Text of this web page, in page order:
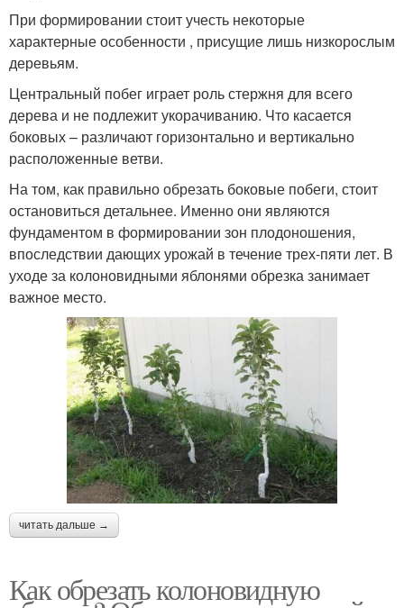
При формировании стоит учесть некоторые
характерные особенности , присущие лишь низкорослым
деревьям.
Центральный побег играет роль стержня для всего
дерева и не подлежит укорачиванию. Что касается
боковых – различают горизонтально и вертикально
расположенные ветви.
На том, как правильно обрезать боковые побеги, стоит
остановиться детальнее. Именно они являются
фундаментом в формировании зон плодоношения,
впоследствии дающих урожай в течение трех-пяти лет. В
уходе за колоновидными яблонями обрезка занимает
важное место.
читать дальше →
Как обрезать колоновидную